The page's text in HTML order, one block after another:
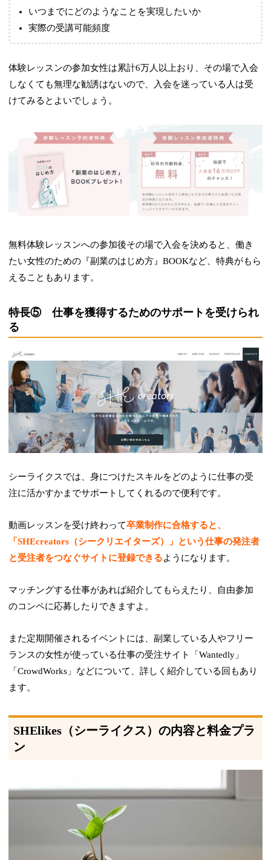
いつまでにどのようなことを実現したいか
実際の受講可能頻度
体験レッスンの参加女性は累計6万人以上おり、その場で入会
しなくても無理な勧誘はないので、入会を迷っている人は受
けてみるとよいでしょう。
無料体験レッスンへの参加後その場で入会を決めると、働き
たい女性のための『副業のはじめ方』BOOKなど、特典がもら
えることもあります。
特長⑤ 仕事を獲得するためのサポートを受けられ
る
シーライクスでは、身につけたスキルをどのように仕事の受
注に活かすかまでサポートしてくれるので便利です。
動画レッスンを受け終わって卒業制作に合格すると、
「SHEcreators（シークリエイターズ）」という仕事の発注者
と受注者をつなぐサイトに登録できるようになります。
マッチングする仕事があれば紹介してもらえたり、自由参加
のコンペに応募したりできますよ。
また定期開催されるイベントには、副業している人やフリー
ランスの女性が使っている仕事の受注サイト「Wantedly」
「CrowdWorks」などについて、詳しく紹介している回もあり
ます。
SHElikes（シーライクス）の内容と料金プラ
ン